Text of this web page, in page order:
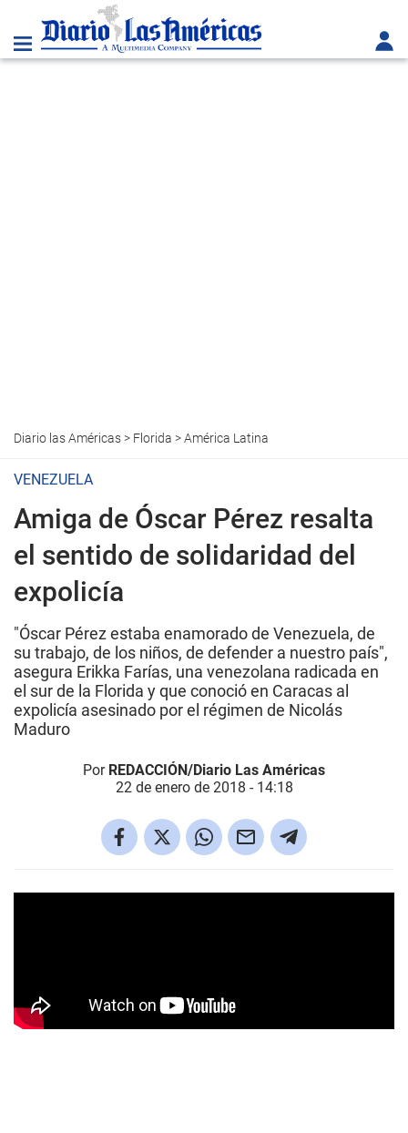
Diario las Américas> Florida >América Latina
VENEZUELA
Amiga de Óscar Pérez resalta
el sentido de solidaridad del
expolicía
"Óscar Pérez estaba enamorado de Venezuela, de
su trabajo, de los niños, de defender a nuestro país",
asegura Erikka Farías, una venezolana radicada en
el sur de la Florida y que conoció en Caracas al
expolicía asesinado por el régimen de Nicolás
Maduro
Por REDACCIÓN/Diario Las Américas
22 de enero de 2018 - 14:18